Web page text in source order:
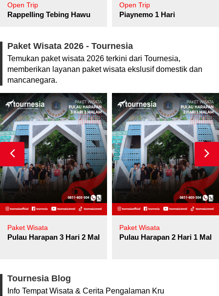
Open Trip
Rappelling Tebing Hawu
Open Trip
Piaynemo 1 Hari
Paket Wisata 2026 - Tournesia
Temukan paket wisata 2026 terkini dari Tournesia,
memberikan layanan paket wisata ekslusif domestik dan
mancanegara.
Paket Wisata
Pulau Harapan 3 Hari 2 Malam
Paket Wisata
Pulau Harapan 2 Hari 1
Tournesia Blog
Info Tempat Wisata & Cerita Pengalaman Kru